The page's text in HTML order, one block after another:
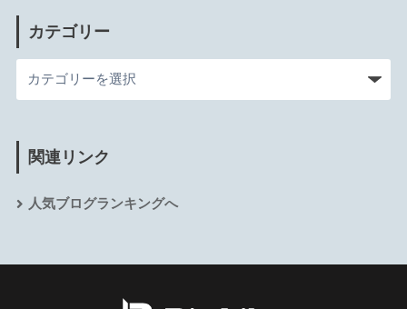
カテゴリー
関連リンク
人気ブログランキングへ